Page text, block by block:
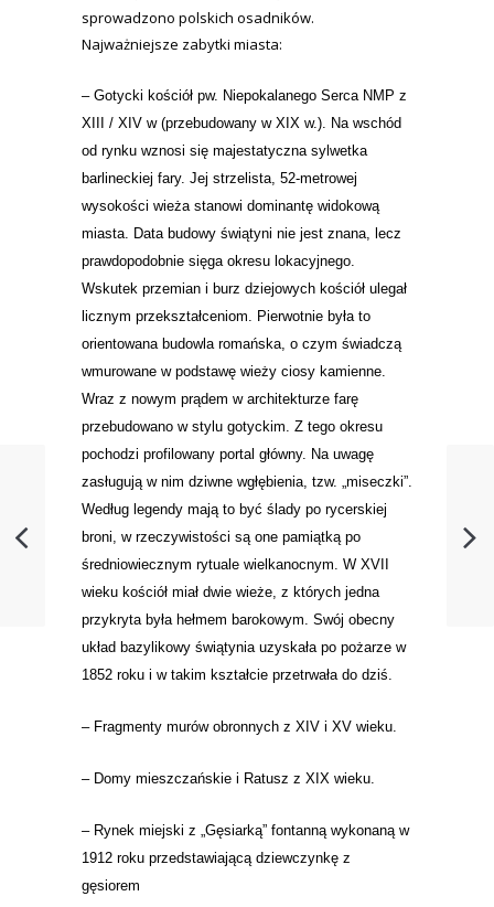
sprowadzono polskich osadników.
Najważniejsze zabytki miasta:
– Gotycki kościół pw. Niepokalanego Serca NMP z
XIII / XIV w(przebudowany w XIX w.). Na wschód
od rynku wznosi się majestatyczna sylwetka
barlineckiej fary. Jej strzelista, 52-metrowej
wysokości wieża stanowi dominantę widokową
miasta. Data budowy świątyni nie jest znana, lecz
prawdopodobnie sięga okresu lokacyjnego.
Wskutek przemian i burz dziejowych kościół ulegał
licznym przekształceniom. Pierwotnie była to
orientowana budowla romańska, o czym świadczą
wmurowane w podstawę wieży ciosy kamienne.
Wraz z nowym prądem w architekturze farę
przebudowano w stylu gotyckim. Z tego okresu
pochodzi profilowany portal główny. Na uwagę
zasługują w nim dziwne wgłębienia, tzw. „miseczki”.
Według legendy mają to być ślady po rycerskiej
broni, w rzeczywistości są one pamiątką po
średniowiecznym rytuale wielkanocnym. W XVII
wieku kościół miał dwie wieże, z których jedna
przykryta była hełmem barokowym. Swój obecny
układ bazylikowy świątynia uzyskała po pożarze w
1852 roku i w takim kształcie przetrwała do dziś.
– Fragmenty murów obronnych z XIV i XV wieku.
– Domy mieszczańskie i Ratusz z XIX wieku.
– Rynek miejski z „Gęsiarką” fontanną wykonaną w
1912 roku przedstawiającą dziewczynkę z
gęsiorem